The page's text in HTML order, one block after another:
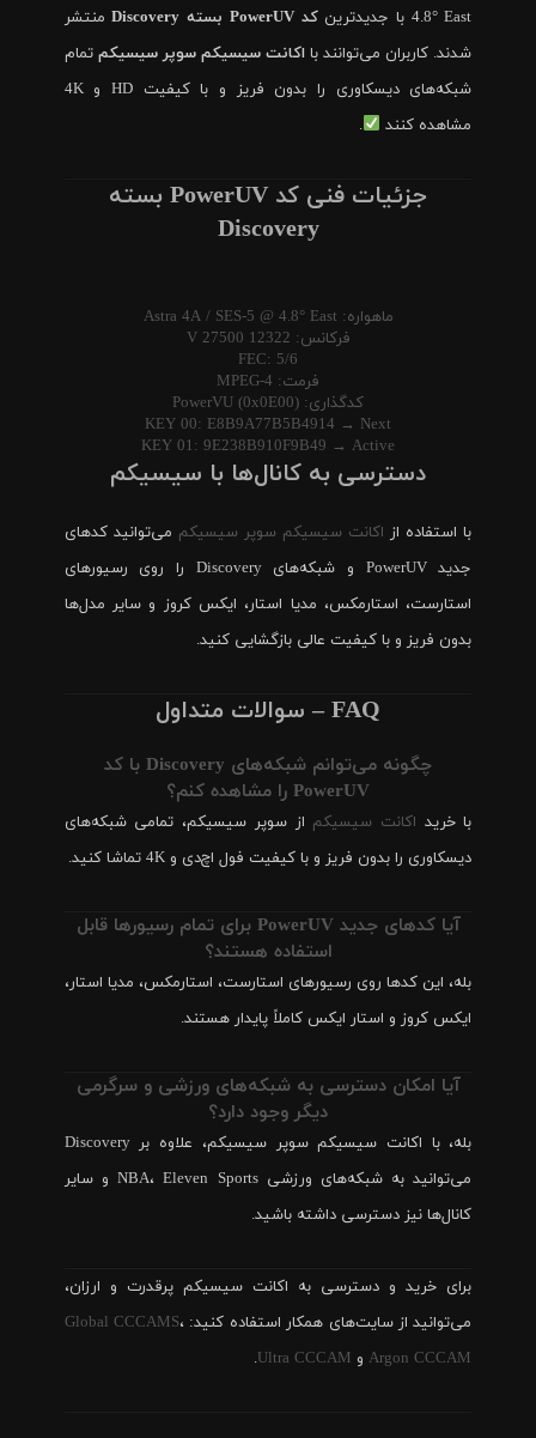
4.8° East با جدیدترین
کد PowerUV بسته Discovery
منتشر
شدند. کاربران می‌توانند با اکانت سیسیکم سوپر سیسیکم تمام
شبکه‌های دیسکاوری را بدون فریز و با کیفیت HD و 4K
مشاهده کنند
.
جزئیات فنی کد PowerUV بسته
Discovery
ماهواره: Astra 4A / SES-5 @ 4.8° East
فرکانس: 12322 V 27500
FEC: 5/6
فرمت: MPEG-4
کدگذاری: PowerVU (0x0E00)
KEY 00: E8B9A77B5B4914 → Next
KEY 01: 9E238B910F9B49 → Active
دسترسی به کانال‌ها با سیسیکم
با استفاده از اکانت سیسیکم سوپر سیسیکم می‌توانید کدهای
جدید PowerUV و شبکه‌های Discovery را روی رسیورهای
استارست، استارمکس، مدیا استار، ایکس کروز و سایر مدل‌ها
بدون فریز و با کیفیت عالی بازگشایی کنید.
FAQ – سوالات متداول
چگونه می‌توانم شبکه‌های Discovery با کد
PowerUV را مشاهده کنم؟
با خرید اکانت سیسیکم از سوپر سیسیکم، تمامی شبکه‌های
دیسکاوری را بدون فریز و با کیفیت فول اچ‌دی و 4K تماشا کنید.
آیا کدهای جدید PowerUV برای تمام رسیورها قابل
استفاده هستند؟
بله، این کدها روی رسیورهای استارست، استارمکس، مدیا استار،
ایکس کروز و استار ایکس کاملاً پایدار هستند.
آیا امکان دسترسی به شبکه‌های ورزشی و سرگرمی
دیگر وجود دارد؟
بله، با اکانت سیسیکم سوپر سیسیکم، علاوه بر Discovery
می‌توانید به شبکه‌های ورزشی NBA، Eleven Sports و سایر
کانال‌ها نیز دسترسی داشته باشید.
برای خرید و دسترسی به اکانت سیسیکم پرقدرت و ارزان،
می‌توانید از سایت‌های همکار استفاده کنید: Global CCCAMS،
Argon CCCAMو Ultra CCCAM
.